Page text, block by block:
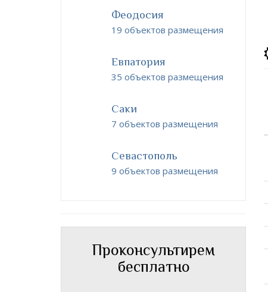
Феодосия
19 объектов размещения
Евпатория
35 объектов размещения
Саки
7 объектов размещения
Севастополь
9 объектов размещения
Проконсультирем
бесплатно